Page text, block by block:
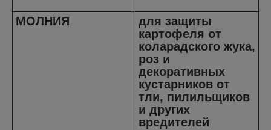
МОЛНИЯ
для защиты
картофеля от
коларадского жука,
роз и
декоративных
кустарников от
тли, пилильщиков
и других
вредителей